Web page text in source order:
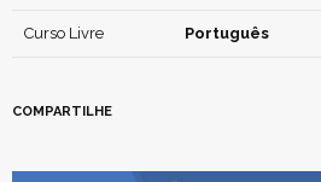
Curso Livre Português
COMPARTILHE